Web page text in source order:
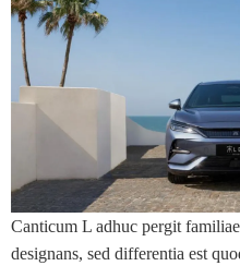
Canticum L adhuc pergit
designans, sed differentia est